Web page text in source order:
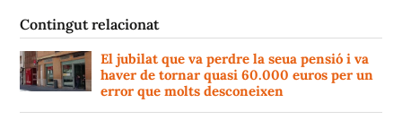
Contingut relacionat
El jubilat que va perdre la seua pensió i va
haver de tornar quasi 60.000 euros per un
error que molts desconeixen